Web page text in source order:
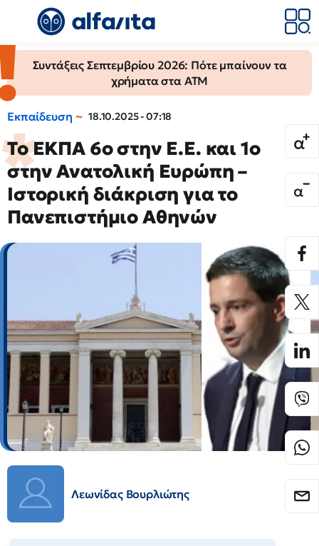
Συντάξεις Σεπτεμβρίου 2026: Πότε μπαίνουν τα
χρήματα στα ΑΤΜ
Εκπαίδευση 18.10.2025 - 07:18
Το ΕΚΠΑ 6ο στην Ε.Ε. και 1ο
στην Ανατολική Ευρώπη –
Ιστορική διάκριση για το
Πανεπιστήμιο Αθηνών
Λεωνίδας Βουρλιώτης